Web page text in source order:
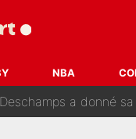
NBA
joueurs qui vont
stratégie du PSG
a donné